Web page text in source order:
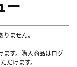
ー
ません。
ます。購入商品はログ
だけます。